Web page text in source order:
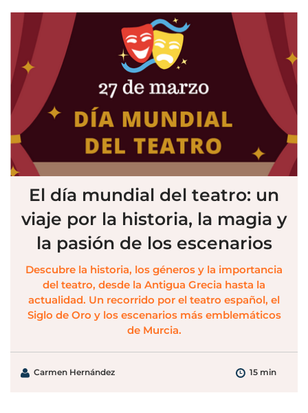
El día mundial del teatro: un
viaje por la historia, la magia y
la pasión de los escenarios
Descubre la historia, los géneros y la importancia
del teatro, desde la Antigua Grecia hasta la
actualidad. Un recorrido por el teatro español, el
Siglo de Oro y los escenarios más emblemáticos
de Murcia.
Carmen Hernández 15 min